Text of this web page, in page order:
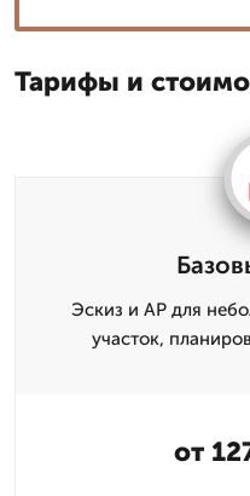
Тарифы и
Эскиз и АР для
участок,
от